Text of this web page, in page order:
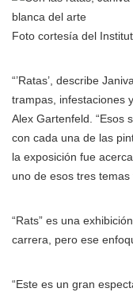
Foto cortesía del
“’Ratas’, describe
trampas, infestaciones
Alex Gartenfeld. “Esos
con cada una de las
la exposición fue
uno de esos tres temas
“Rats” es una
carrera, pero ese
“Este es un gran